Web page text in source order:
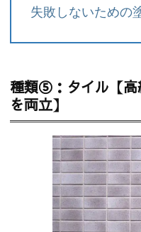
失敗しないための
種類⑤：タイル【高
を両立】